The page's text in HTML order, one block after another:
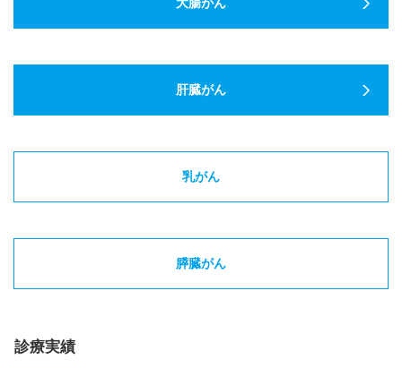
肝臓がん
乳がん
膵臓がん
診療実績